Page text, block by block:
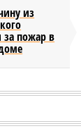
из
за пожар в